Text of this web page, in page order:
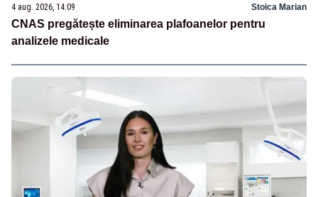
4 aug. 2026, 14:09 Stoica Marian
CNAS pregătește eliminarea plafoanelor pentru
analizele medicale